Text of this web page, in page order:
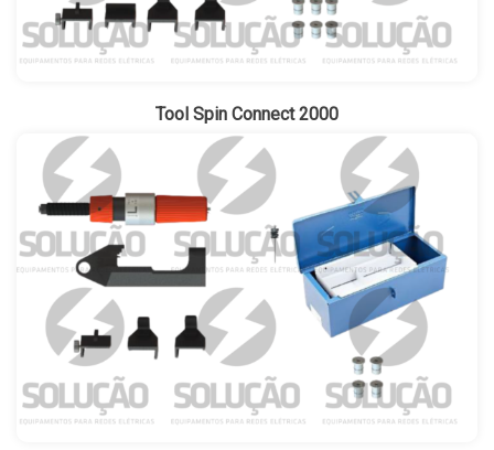
Tool Spin Connect 2000